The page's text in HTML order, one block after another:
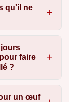
qu'il ne
faire
?
un œuf